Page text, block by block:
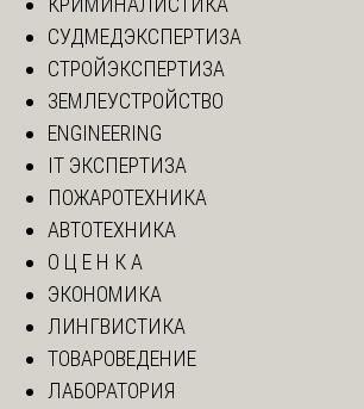
СУДМЕДЭКСПЕРТИЗА
СТРОЙЭКСПЕРТИЗА
ЗЕМЛЕУСТРОЙСТВО
ENGINEERING
IT ЭКСПЕРТИЗА
ПОЖАРОТЕХНИКА
АВТОТЕХНИКА
О Ц Е Н К А
ЭКОНОМИКА
ЛИНГВИСТИКА
ТОВАРОВЕДЕНИЕ
ЛАБОРАТОРИЯ